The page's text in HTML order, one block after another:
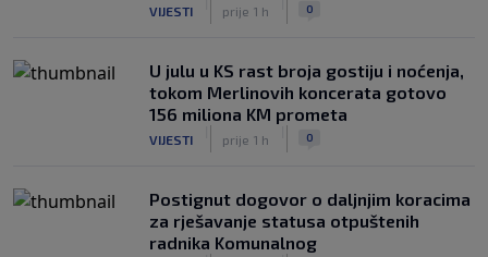
VIJESTI prije 1 h 0
U julu u KS rast broja gostiju i noćenja,
tokom Merlinovih koncerata gotovo
156 miliona KM prometa
VIJESTI prije 1 h 0
Postignut dogovor o daljnjim koracima
za rješavanje statusa otpuštenih
radnika Komunalnog